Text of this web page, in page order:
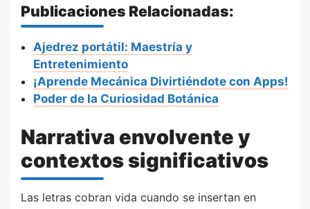
Publicaciones Relacionadas:
Ajedrez portátil: Maestría y
Entretenimiento
¡Aprende Mecánica Divirtiéndote con Apps!
Poder de la Curiosidad Botánica
Narrativa envolvente y
contextos significativos
Las letras cobran vida cuando se insertan en